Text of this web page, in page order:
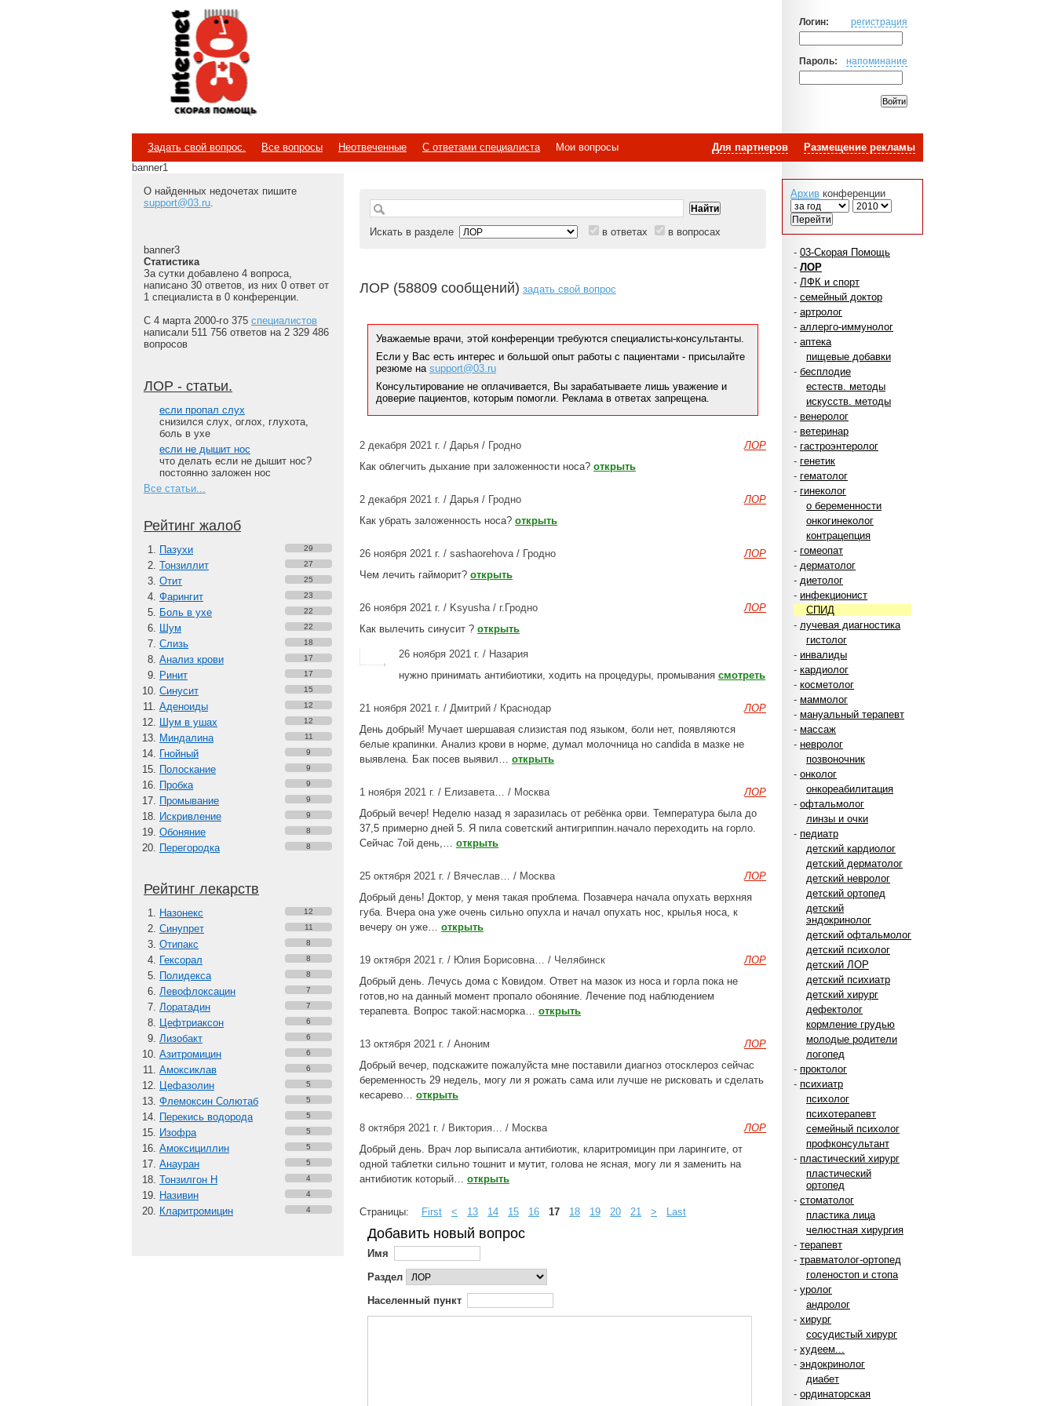
Логин: регистрация
Пароль: напоминание
Internet
Скорая помощь
Размещение рекламы
Для партнеров
Задать свой вопрос. Все вопросы Неотвеченные С ответами специалиста
Мои вопросы
banner1
Архив конференции
- 03-Скорая Помощь
- ЛОР
- ЛФК и спорт
- семейный доктор
- артролог
- аллерго-иммунолог
- аптека
пищевые добавки
- бесплодие
естеств. методы
искусств. методы
- венеролог
- ветеринар
- гастроэнтеролог
- генетик
- гематолог
- гинеколог
о беременности
онкогинеколог
контрацепция
- гомеопат
- дерматолог
- диетолог
- инфекционист
СПИД
- лучевая диагностика
гистолог
- инвалиды
- кардиолог
- косметолог
- маммолог
- мануальный терапевт
- массаж
- невролог
позвоночник
- онколог
онкореабилитация
- офтальмолог
линзы и очки
- педиатр
детский кардиолог
детский дерматолог
детский невролог
детский ортопед
детский
эндокринолог
детский офтальмолог
детский психолог
детский ЛОР
детский психиатр
детский хирург
дефектолог
кормление грудью
молодые родители
логопед
- проктолог
- психиатр
психолог
психотерапевт
семейный психолог
профконсультант
- пластический хирург
пластический
ортопед
- стоматолог
пластика лица
челюстная хирургия
- терапевт
- травматолог-ортопед
голеностоп и стопа
- уролог
андролог
- хирург
сосудистый хирург
- худеем...
- эндокринолог
диабет
- ординаторская
О найденных недочетах пишите
support@03.ru.
banner3
Статистика
За сутки добавлено 4 вопроса,
написано 30 ответов, из них 0 ответ от
1 специалиста в 0 конференции.
С 4 марта 2000-го 375 специалистов
написали 511 756 ответов на 2 329 486
вопросов
ЛОР - статьи.
если пропал слух
снизился слух, оглох, глухота,
боль в ухе
если не дышит нос
что делать если не дышит нос?
постоянно заложен нос
Все статьи...
Рейтинг жалоб
Пазухи 29
Тонзиллит 27
Отит 25
Фарингит 23
Боль в ухе 22
Шум 22
Слизь 18
Анализ крови 17
Ринит 17
Синусит 15
Аденоиды 12
Шум в ушах 12
Миндалина 11
Гнойный 9
Полоскание 9
Пробка 9
Промывание 9
Искривление 9
Обоняние 8
Перегородка 8
Рейтинг лекарств
Назонекс 12
Синупрет 11
Отипакс 8
Гексорал 8
Полидекса 8
Левофлоксацин 7
Лоратадин 7
Цефтриаксон 6
Лизобакт 6
Азитромицин 6
Амоксиклав 6
Цефазолин 5
Флемоксин Солютаб 5
Перекись водорода 5
Изофра 5
Амоксициллин 5
Анауран 5
Тонзилгон Н 4
Називин 4
Кларитромицин 4
Искать в разделе в ответах в вопросах
ЛОР (58809 сообщений) задать свой вопрос
Уважаемые врачи, этой конференции требуются специалисты-консультанты.
Если у Вас есть интерес и большой опыт работы с пациентами - присылайте
резюме на support@03.ru
Консультирование не оплачивается, Вы зарабатываете лишь уважение и
доверие пациентов, которым помогли. Реклама в ответах запрещена.
ЛОР
2 декабря 2021 г. / Дарья / Гродно
Как облегчить дыхание при заложенности носа? открыть
ЛОР
2 декабря 2021 г. / Дарья / Гродно
Как убрать заложенность носа? открыть
ЛОР
26 ноября 2021 г. / sashaorehova / Гродно
Чем лечить гайморит? открыть
ЛОР
26 ноября 2021 г. / Ksyusha / г.Гродно
Как вылечить синусит ? открыть
26 ноября 2021 г. / Назария
нужно принимать антибиотики, ходить на процедуры, промывания смотреть
ЛОР
21 ноября 2021 г. / Дмитрий / Краснодар
День добрый! Мучает шершавая слизистая под языком, боли нет, появляются
белые крапинки. Анализ крови в норме, думал молочница но candida в мазке не
выявлена. Бак посев выявил… открыть
ЛОР
1 ноября 2021 г. / Елизавета… / Москва
Добрый вечер! Неделю назад я заразилась от ребёнка орви. Температура была до
37,5 примерно дней 5. Я пила советский антигриппин.начало переходить на горло.
Сейчас 7ой день,… открыть
ЛОР
25 октября 2021 г. / Вячеслав… / Москва
Добрый день! Доктор, у меня такая проблема. Позавчера начала опухать верхняя
губа. Вчера она уже очень сильно опухла и начал опухать нос, крылья носа, к
вечеру он уже… открыть
ЛОР
19 октября 2021 г. / Юлия Борисовна… / Челябинск
Добрый день. Лечусь дома с Ковидом. Ответ на мазок из носа и горла пока не
готов,но на данный момент пропало обоняние. Лечение под наблюдением
терапевта. Вопрос такой:насморка… открыть
ЛОР
13 октября 2021 г. / Аноним
Добрый вечер, подскажите пожалуйста мне поставили диагноз отосклероз сейчас
беременность 29 недель, могу ли я рожать сама или лучше не рисковать и сделать
кесарево… открыть
ЛОР
8 октября 2021 г. / Виктория… / Москва
Добрый день. Врач лор выписала антибиотик, кларитромицин при ларингите, от
одной таблетки сильно тошнит и мутит, голова не ясная, могу ли я заменить на
антибиотик который… открыть
Страницы: First < 13 14 15 16 17 18 19 20 21 > Last
Добавить новый вопрос
Имя
Раздел
Населенный пункт